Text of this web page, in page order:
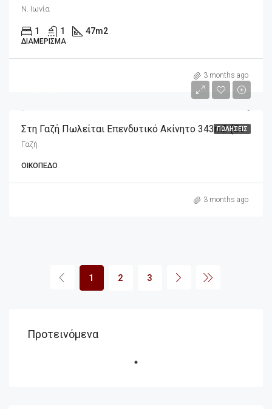
Ν. Ιωνία
1 1 47m2
ΔΙΑΜΈΡΙΣΜΑ
3 months ago
ΠΩΛΉΣΕΙΣΣτη Γαζή Πωλείται Επενδυτικό Ακίνητο 343m2 (οικόπεδο), Διαμπερές
Γαζή
ΟΙΚΌΠΕΔΟ
3 months ago
1 2 3
Προτεινόμενα